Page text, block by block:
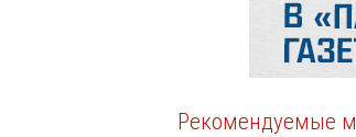
Рекомендуемые